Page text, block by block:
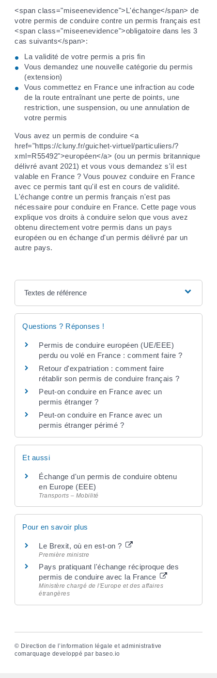
<span class="miseenevidence">L'échange</span> de
votre permis de conduire contre un permis français est
<span class="miseenevidence">obligatoire dans les 3
cas suivants</span>:
La validité de votre permis a pris fin
Vous demandez une nouvelle catégorie du permis
(extension)
Vous commettez en France une infraction au code
de la route entraînant une perte de points, une
restriction, une suspension, ou une annulation de
votre permis
Vous avez un permis de conduire <a
href="https://cluny.fr/guichet-virtuel/particuliers/?
xml=R55492">européen</a> (ou un permis britannique
délivré avant 2021) et vous vous demandez s'il est
valable en France ? Vous pouvez conduire en France
avec ce permis tant qu'il est en cours de validité.
L'échange contre un permis français n'est pas
nécessaire pour conduire en France. Cette page vous
explique vos droits à conduire selon que vous avez
obtenu directement votre permis dans un pays
européen ou en échange d'un permis délivré par un
autre pays.
Textes de référence
Questions ? Réponses !
Permis de conduire européen (UE/EEE)
perdu ou volé en France : comment faire ?
Retour d'expatriation : comment faire
rétablir son permis de conduire français ?
Peut-on conduire en France avec un
permis étranger ?
Peut-on conduire en France avec un
permis étranger périmé ?
Et aussi
Échange d'un permis de conduire obtenu
en Europe (EEE)
Transports – Mobilité
Pour en savoir plus
Le Brexit, où en est-on ?
Première ministre
Pays pratiquant l'échange réciproque des
permis de conduire avec la France
Ministère chargé de l'Europe et des affaires
étrangères
© Direction de l’information légale et administrative
comarquage developpé par baseo.io